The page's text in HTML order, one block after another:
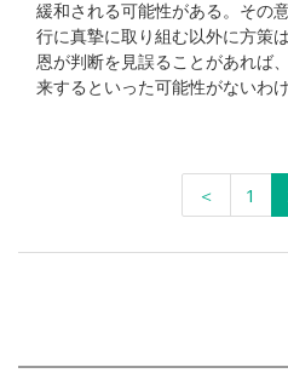
緩和される可能性がある。その
行に真摯に取り組む以外に方策
恩が判断を見誤ることがあれば
来するといった可能性がないわ
＜ 1